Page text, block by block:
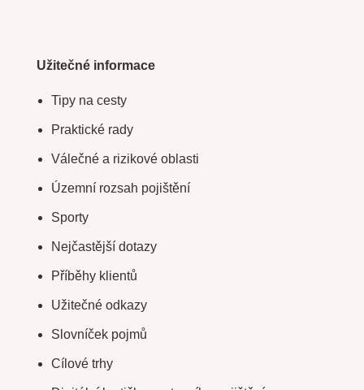
Užitečné informace
Tipy na cesty
Praktické rady
Válečné a rizikové oblasti
Územní rozsah pojištění
Sporty
Nejčastější dotazy
Příběhy klientů
Užitečné odkazy
Slovníček pojmů
Cílové trhy